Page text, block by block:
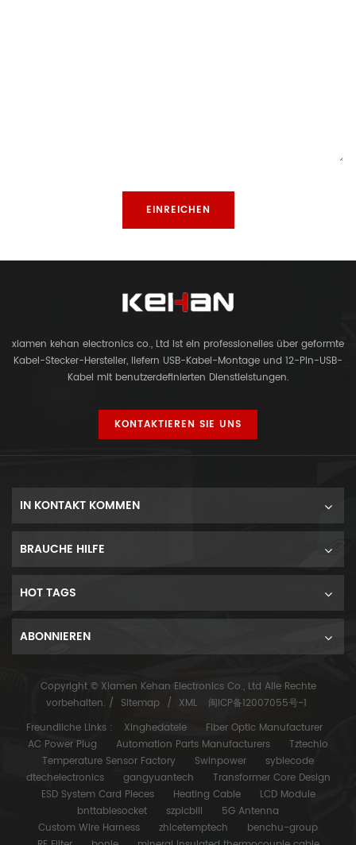
xiamen kehan electronics co., Ltd ist ein professionelles über geformte
Kabel-Stecker-Hersteller, liefern USB-Kabel-Montage und 12-Pin-USB-
Kabel mit benutzerdefinierten Dienstleistungen.
KONTAKTIEREN SIE UNS
IN KONTAKT KOMMEN
BRAUCHE HILFE
HOT TAGS
ABONNIEREN
Copyright © Xiamen Kehan Electronics Co., Ltd Alle Rechte
vorbehalten. / Sitemap / XML
闽ICP备12007055号-1
Freundliche Links :
Xinghedatele
Fiber Optic Manufacturer
AC Power Plug
Automation Parts Manufacturers
Tztechio
Temperature Sensor Factory
Swinpower
syblecode
dtechelectronics
gangyuantech
Transformer Core Design
ESD System Card Pieces
Heating Cable
LCD Module
bnttablesocket
szpicbill
5G Antenna
Custom Wire Harness
zhicetemptech
benchu-group